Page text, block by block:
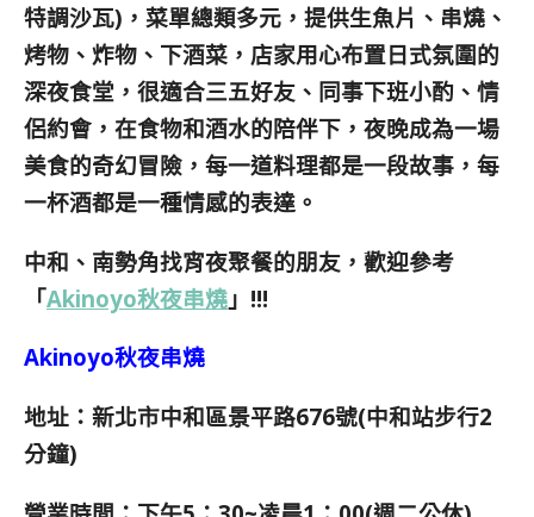
特調沙瓦)，菜單總類多元，提供生魚片、串燒、
烤物、炸物、下酒菜，店家用心布置日式氛圍的
深夜食堂， 很適合三五好友、同事下班小酌、情
侶約會， 在食物和酒水的陪伴下，夜晚成為一場
美食的奇幻冒險，每一道料理都是一段故事，每
一杯酒都是一種情感的表達。
中和、南勢角找宵夜聚餐的朋友，歡迎參考
「Akinoyo秋夜串燒 」!!!
Akinoyo秋夜串燒
地址：新北市中和區景平路676號(中和站步行2
分鐘)